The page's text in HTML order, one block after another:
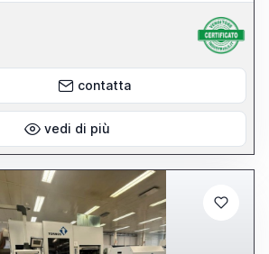
dispositivo frontale fisso - 2 dispositivi
radiali a forare - 1 dispositivo radiale a
Meccanica” - Dispositivo filettare
contromandrino - stop mandrino – varie
– CNC Siemens 840D – Sistema di
C90 – Slitte portautensili cambio rapido –
Completo di aspiratore fumi AR
attrezzature – Numerosi portautensili
– Accessori vari – Schemi elettrici – CE
– Ottime condizioni meccaniche ed
contatta
vedi di più